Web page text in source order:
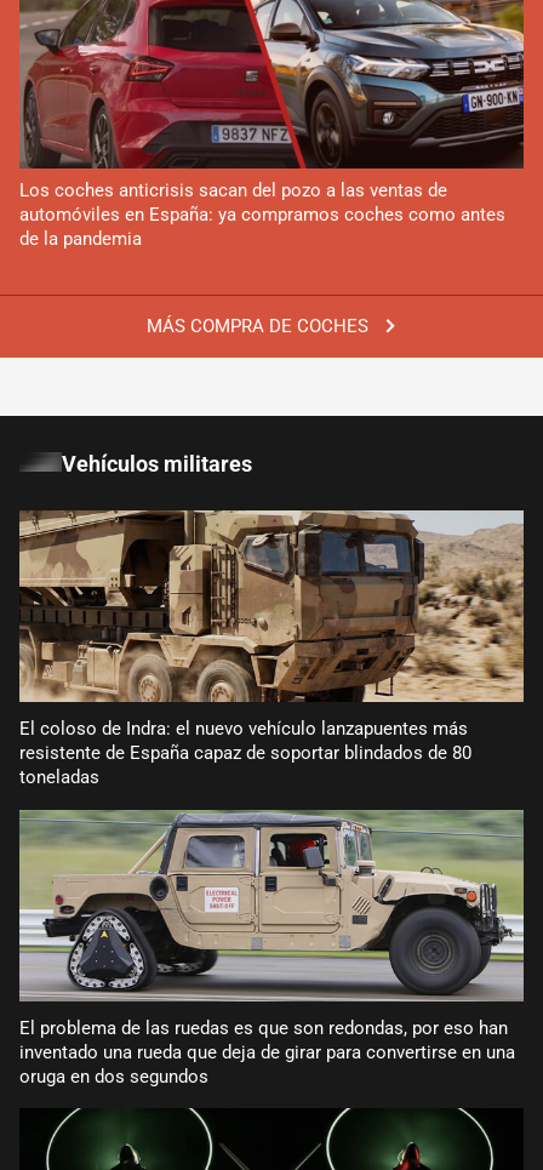
MÁS COMPRA DE COCHES
Los coches anticrisis sacan del pozo a las ventas de
automóviles en España: ya compramos coches como antes
de la pandemia
Vehículos militares
El coloso de Indra: el nuevo vehículo lanzapuentes más
resistente de España capaz de soportar blindados de 80
toneladas
El problema de las ruedas es que son redondas, por eso han
inventado una rueda que deja de girar para convertirse en una
oruga en dos segundos